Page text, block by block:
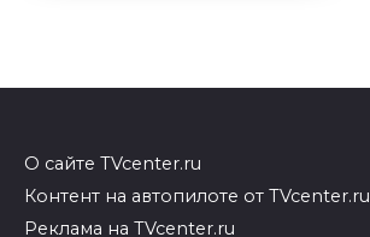
О сайте TVcenter.ru
Контент на автопилоте от TVcenter.ru
Реклама на TVcenter.ru